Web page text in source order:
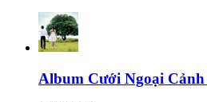
Album Cưới Ngoại